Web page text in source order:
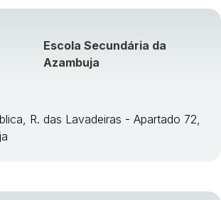
Escola Secundária da
Azambuja
R. das Lavadeiras - Apartado 72,